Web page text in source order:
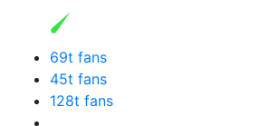
69t fans
45t fans
128t fans